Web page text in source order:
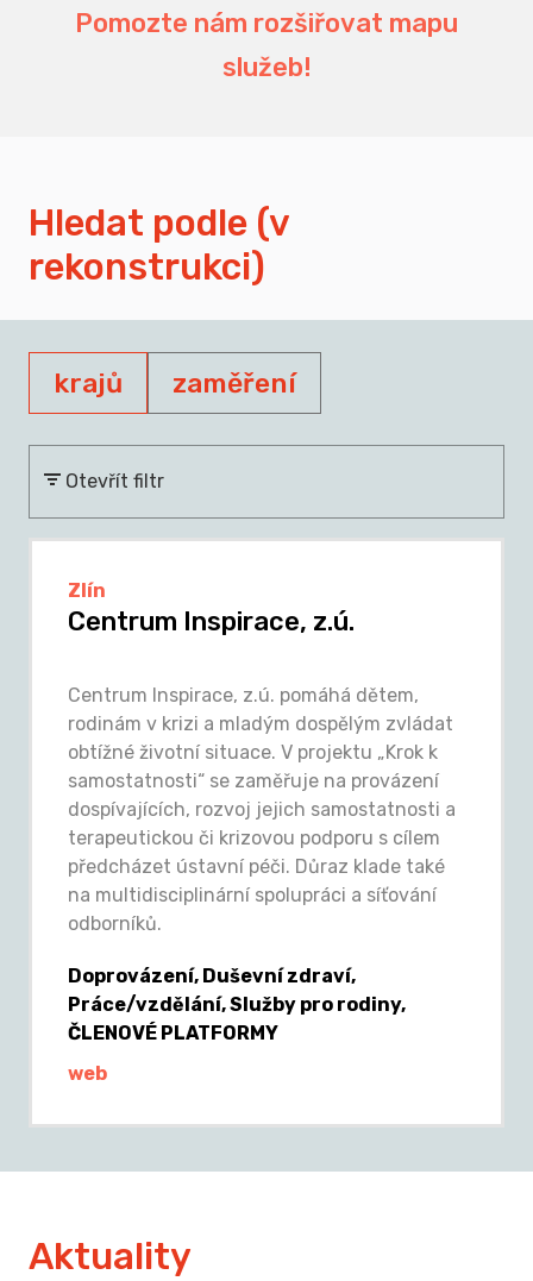
Pomozte nám rozšiřovat mapu
služeb!
Hledat podle (v
rekonstrukci)
krajů zaměření
Otevřít filtr
Zlín
Centrum Inspirace, z.ú.
Centrum Inspirace, z.ú. pomáhá dětem,
rodinám v krizi a mladým dospělým zvládat
obtížné životní situace. V projektu „Krok k
samostatnosti“ se zaměřuje na provázení
dospívajících, rozvoj jejich samostatnosti a
terapeutickou či krizovou podporu s cílem
předcházet ústavní péči. Důraz klade také
na multidisciplinární spolupráci a síťování
odborníků.
Doprovázení, Duševní zdraví,
Práce/vzdělání, Služby pro rodiny,
ČLENOVÉ PLATFORMY
web
Aktuality